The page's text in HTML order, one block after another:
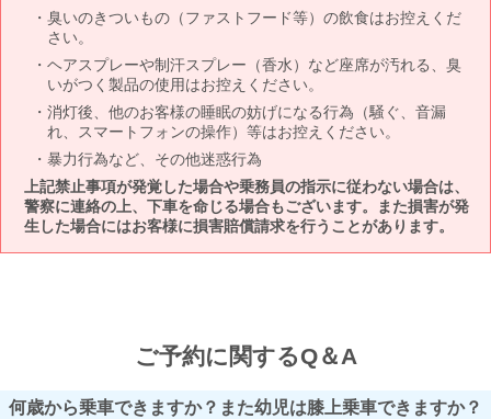
臭いのきついもの（ファストフード等）の飲食はお控えくだ
さい。
ヘアスプレーや制汗スプレー（香水）など座席が汚れる、臭
いがつく製品の使用はお控えください。
消灯後、他のお客様の睡眠の妨げになる行為（騒ぐ、音漏
れ、スマートフォンの操作）等はお控えください。
暴力行為など、その他迷惑行為
上記禁止事項が発覚した場合や乗務員の指示に従わない場合は、
警察に連絡の上、下車を命じる場合もございます。また損害が発
生した場合にはお客様に損害賠償請求を行うことがあります。
ご予約に関するQ＆A
何歳から乗車できますか？また幼児は膝上乗車できますか？